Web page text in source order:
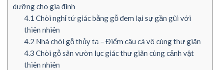
dưỡng cho gia đình
4.1 Chòi nghỉ tứ giác bằng gỗ đem lại sự gần gũi với
thiên nhiên
4.2 Nhà chòi gỗ thủy tạ – Điểm câu cá vô cùng thư giãn
4.3 Chòi gỗ sân vườn lục giác thư giãn cùng cảnh vật
thiên nhiên